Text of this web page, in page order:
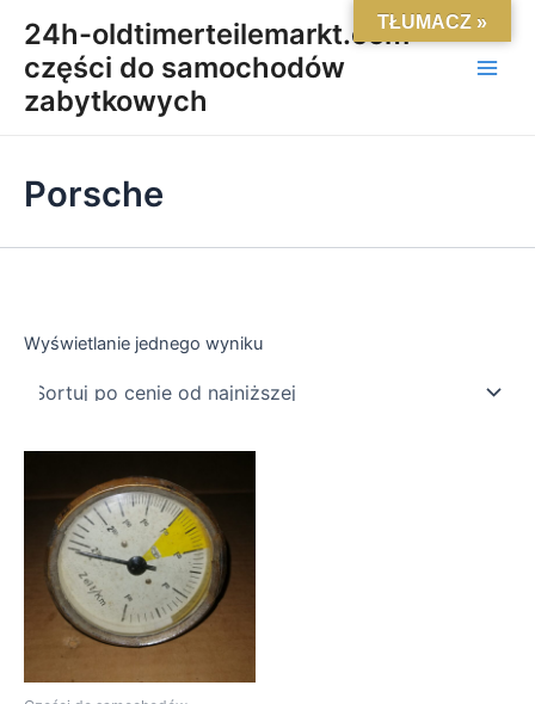
content
24h-oldtimerteilemarkt.com-
części do samochodów
zabytkowych
Main
Porsche
Wyświetlanie jednego wyniku
TŁUMACZ »